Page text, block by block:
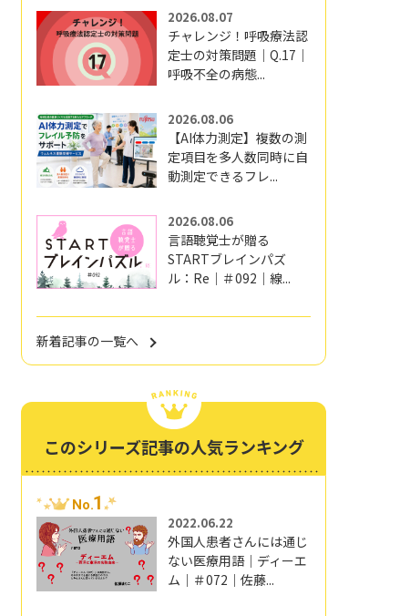
2026.08.07
チャレンジ！呼吸療法認
定士の対策問題｜Q.17｜
呼吸不全の病態...
2026.08.06
【AI体力測定】複数の測
定項目を多人数同時に自
動測定できるフレ...
2026.08.06
言語聴覚士が贈る
STARTブレインパズ
ル：Re｜＃092｜線...
新着記事の一覧へ
このシリーズ記事の人気ランキング
No.1
2022.06.22
外国人患者さんには通じ
ない医療用語｜ディーエ
ム｜＃072｜佐藤...